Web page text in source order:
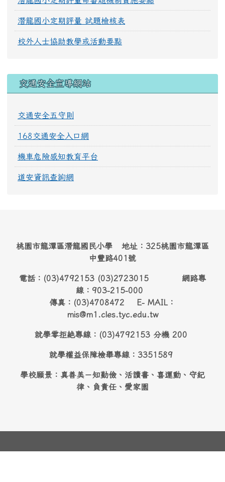
潛龍國小定期評量 試題檢核表
校外人士協助教學或活動要點
交通安全宣導網站
交通安全五守則
168交通安全入口網
機車危險感知教育平台
道安資訊查詢網
桃園市龍潭區潛龍國民小學 地址：325桃園市龍潭區
中豐路401號
電話：(03)4792153 (03)2723015 網路專
線：903-215-000
傳真：(03)4708472 E- MAIL：
mis@m1.cles.tyc.edu.tw
就學零拒絶專線：(03)4792153 分機 200
就學權益保障檢舉專線：3351589
學校願景：真善美－知勤儉、活讀書、喜運動、守紀
律、負責任、愛家園